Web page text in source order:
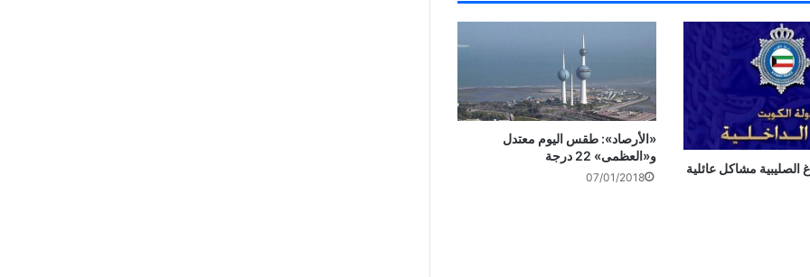
الصليبية مشاكل عائلية
«الأرصاد»: طقس اليوم معتدل
و«العظمى» 22 درجة
07/01/2018